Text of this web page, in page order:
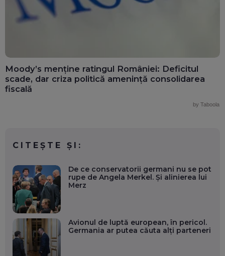
Moody’s menține ratingul României: Deficitul
scade, dar criza politică amenință consolidarea
fiscală
by Taboola
CITEȘTE ȘI:
De ce conservatorii germani nu se pot
rupe de Angela Merkel. Și alinierea lui
Merz
Avionul de luptă european, în pericol.
Germania ar putea căuta alți parteneri